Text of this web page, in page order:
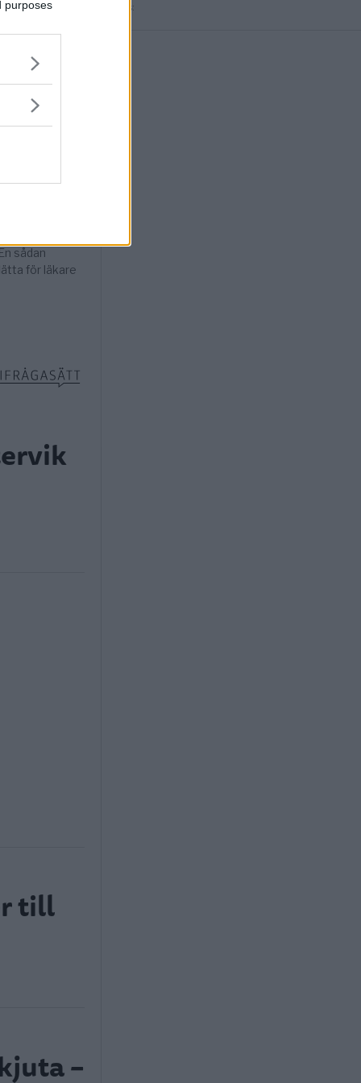
purposes
till
–
Annons: